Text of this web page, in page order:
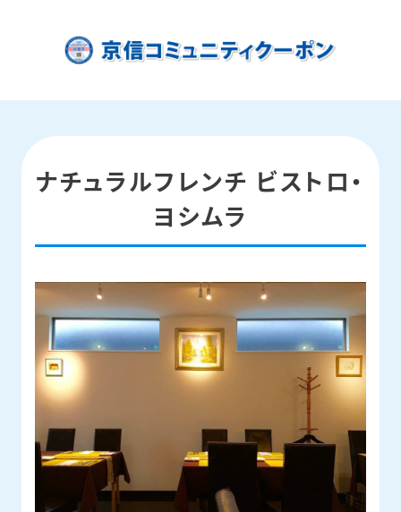
ナチュラルフレンチ ビストロ・
ヨシムラ